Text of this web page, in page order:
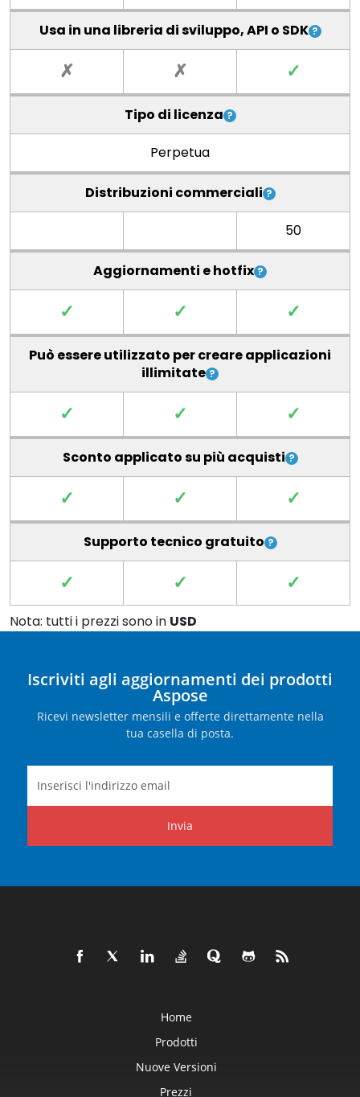
Usa in una libreria di sviluppo, API o SDK
✗ ✗ ✓
Tipo di licenza
Perpetua
Distribuzioni commerciali
50
Aggiornamenti e hotfix
✓ ✓ ✓
Può essere utilizzato per creare applicazioni
illimitate
✓ ✓ ✓
Sconto applicato su più acquisti
✓ ✓ ✓
Supporto tecnico gratuito
✓ ✓ ✓
Nota: tutti i prezzi sono in USD
Iscriviti agli aggiornamenti dei prodotti
Aspose
Ricevi newsletter mensili e offerte direttamente nella
tua casella di posta.
Invia
Home
Prodotti
Nuove Versioni
Prezzi